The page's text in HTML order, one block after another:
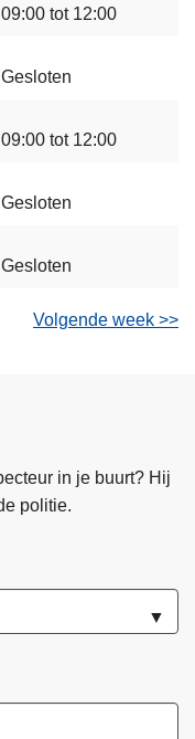
09:00 tot 12:00
Gesloten
09:00 tot 12:00
Gesloten
Gesloten
Volgende week >>
in je buurt? Hij
politie.
▼